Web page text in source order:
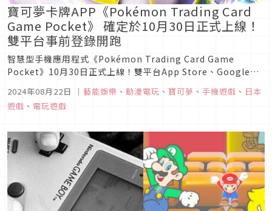
寶可夢卡牌APP《Pokémon Trading Card
Game Pocket》 確定於10月30日正式上線！
雙平台事前登錄開跑
智慧型手機應用程式《Pokémon Trading Card Game
Pocket》10月30日正式上線！雙平台App Store、Google
Play也已經開放事前登錄開跑，株式會社寶可夢（東京都港區，
代表取締役社長：石原恒和）日前公布了以下有關目前正和
Creatures Inc.以及DeNA...
2024年08月22日 ｜ 藝能娛樂 、 動漫電玩 、 寶可夢 、 手機遊戲 、 日本
遊戲 、 電玩遊戲